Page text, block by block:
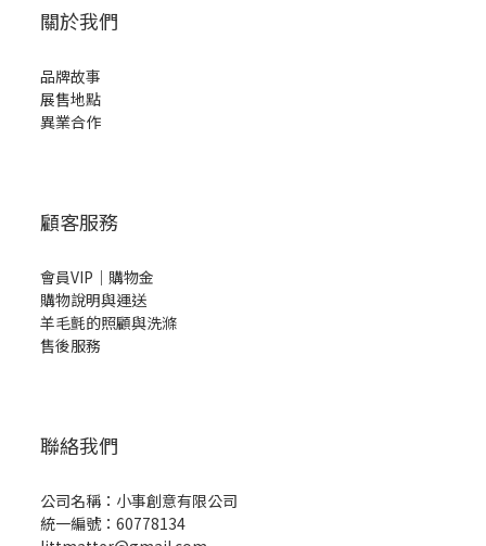
關於我們
品牌故事
展售地點
異業合作
顧客服務
會員VIP｜購物金
購物說明與運送
羊毛氈的照顧與洗滌
售後服務
聯絡我們
公司名稱：小事創意有限公司
統一編號：60778134